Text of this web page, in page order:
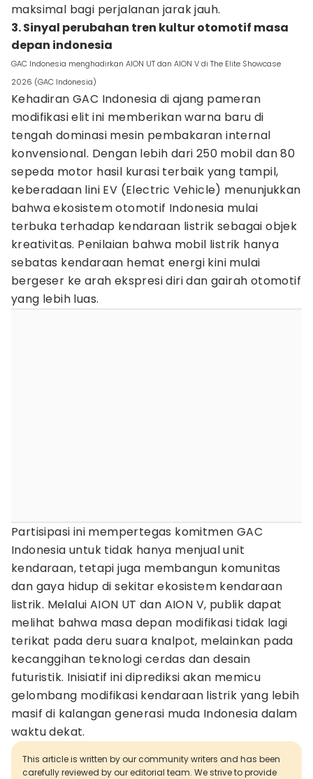
maksimal bagi perjalanan jarak jauh.
3. Sinyal perubahan tren kultur otomotif masa
depan indonesia
GAC Indonesia menghadirkan AION UT dan AION V di The Elite Showcase
2026 (GAC Indonesia)
Kehadiran GAC Indonesia di ajang pameran
modifikasi elit ini memberikan warna baru di
tengah dominasi mesin pembakaran internal
konvensional. Dengan lebih dari 250 mobil dan 80
sepeda motor hasil kurasi terbaik yang tampil,
keberadaan lini EV (Electric Vehicle) menunjukkan
bahwa ekosistem otomotif Indonesia mulai
terbuka terhadap kendaraan listrik sebagai objek
kreativitas. Penilaian bahwa mobil listrik hanya
sebatas kendaraan hemat energi kini mulai
bergeser ke arah ekspresi diri dan gairah otomotif
yang lebih luas.
Partisipasi ini mempertegas komitmen GAC
Indonesia untuk tidak hanya menjual unit
kendaraan, tetapi juga membangun komunitas
dan gaya hidup di sekitar ekosistem kendaraan
listrik. Melalui AION UT dan AION V, publik dapat
melihat bahwa masa depan modifikasi tidak lagi
terikat pada deru suara knalpot, melainkan pada
kecanggihan teknologi cerdas dan desain
futuristik. Inisiatif ini diprediksi akan memicu
gelombang modifikasi kendaraan listrik yang lebih
masif di kalangan generasi muda Indonesia dalam
waktu dekat.
This article is written by our community writers and has been
carefully reviewed by our editorial team. We strive to provide